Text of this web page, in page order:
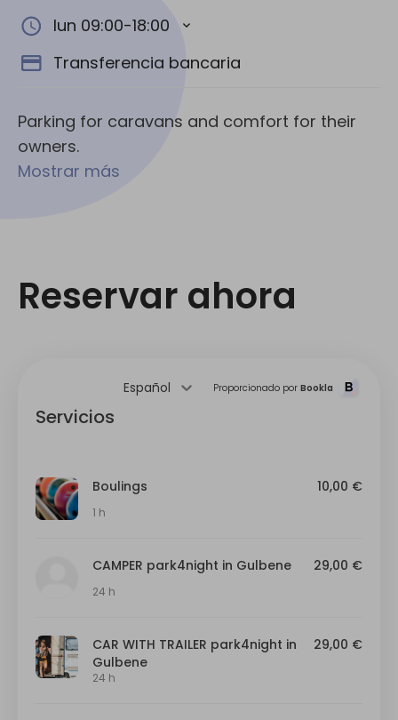
lun 09:00-18:00
Transferencia bancaria
Parking for caravans and comfort for their
owners.
Mostrar más
Reservar ahora